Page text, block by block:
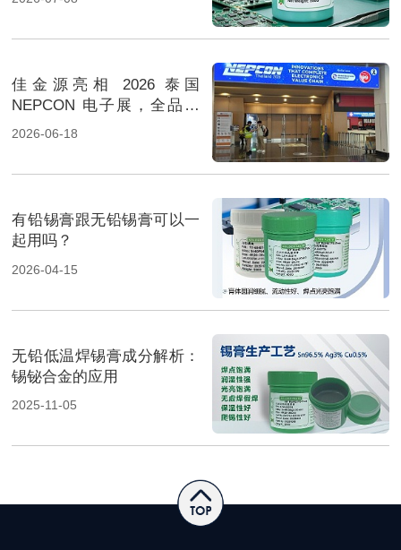
佳金源亮相 2026 泰国
NEPCON 电子展，全品类
焊料重磅展出，高性能锡膏
2026-06-18
有铅锡膏跟无铅锡膏可以一
起用吗？
2026-04-15
无铅低温焊锡膏成分解析：
锡铋合金的应用
2025-11-05